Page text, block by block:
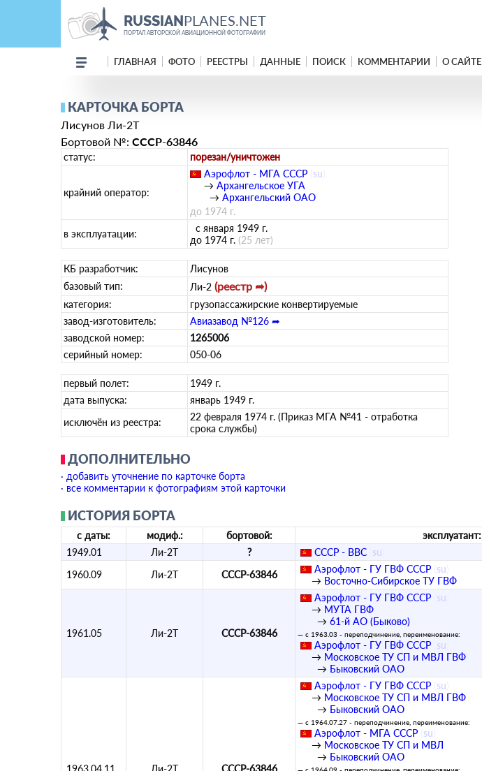
RUSSIANPLANES.NET
ПОРТАЛ АВТОРСКОЙ АВИАЦИОННОЙ ФОТОГРАФИИ
ГЛАВНАЯ ФОТО РЕЕСТРЫ ДАННЫЕ ПОИСК КОММЕНТАРИИ О САЙТЕ
КАРТОЧКА БОРТА
Лисунов Ли-2Т
Бортовой №: СССР-63846
статус: порезан/уничтожен
крайний оператор:
Аэрофлот - МГА СССР su
→ Архангельское УГА
→ Архангельский ОАО
до 1974 г.
в эксплуатации:
с января 1949 г.
до 1974 г. (25 лет)
КБ разработчик:
Лисунов
базовый тип:
Ли-2 (реестр ➦)
категория:
грузопассажирские конвертируемые
завод-изготовитель:
Авиазавод №126 ➦
заводской номер:
1265006
серийный номер:
050-06
первый полет:
1949 г.
дата выпуска:
январь 1949 г.
исключён из реестра:
22 февраля 1974 г. (Приказ МГА №41 - отработка
срока службы)
ДОПОЛНИТЕЛЬНО
· добавить уточнение по карточке борта
· все комментарии к фотографиям этой карточки
ИСТОРИЯ БОРТА
с даты: модиф.: бортовой: эксплуатант:
1949.01
Ли-2Т ? СССР - ВВС su
1960.09
Ли-2Т СССР-63846 Аэрофлот - ГУ ГВФ СССР su
→ Восточно-Сибирское ТУ ГВФ
1961.05 Ли-2Т СССР-63846
Аэрофлот - ГУ ГВФ СССР su
→ МУТА ГВФ
→ 61-й АО (Быково)
— с 1963.03 - переподчинение, переименование:
Аэрофлот - ГУ ГВФ СССР su
→ Московское ТУ СП и МВЛ ГВФ
→ Быковский ОАО
1963.04.11 Ли-2Т СССР-63846
Аэрофлот - ГУ ГВФ СССР su
→ Московское ТУ СП и МВЛ ГВФ
→ Быковский ОАО
— с 1964.07.27 - переподчинение, переименование:
Аэрофлот - МГА СССР su
→ Московское ТУ СП и МВЛ
→ Быковский ОАО